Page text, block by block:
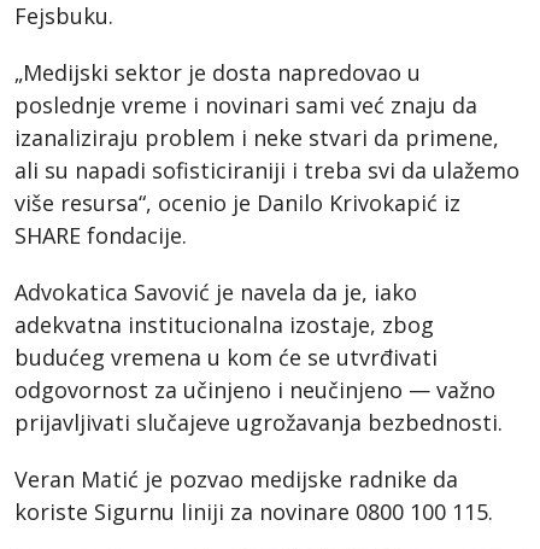
Fejsbuku.
„Medijski sektor je dosta napredovao u
poslednje vreme i novinari sami već znaju da
izanaliziraju problem i neke stvari da primene,
ali su napadi sofisticiraniji i treba svi da ulažemo
više resursa“, ocenio je Danilo Krivokapić iz
SHARE fondacije.
Advokatica Savović je navela da je, iako
adekvatna institucionalna izostaje, zbog
budućeg vremena u kom će se utvrđivati
odgovornost za učinjeno i neučinjeno — važno
prijavljivati slučajeve ugrožavanja bezbednosti.
Veran Matić je pozvao medijske radnike da
koriste Sigurnu liniji za novinare 0800 100 115.